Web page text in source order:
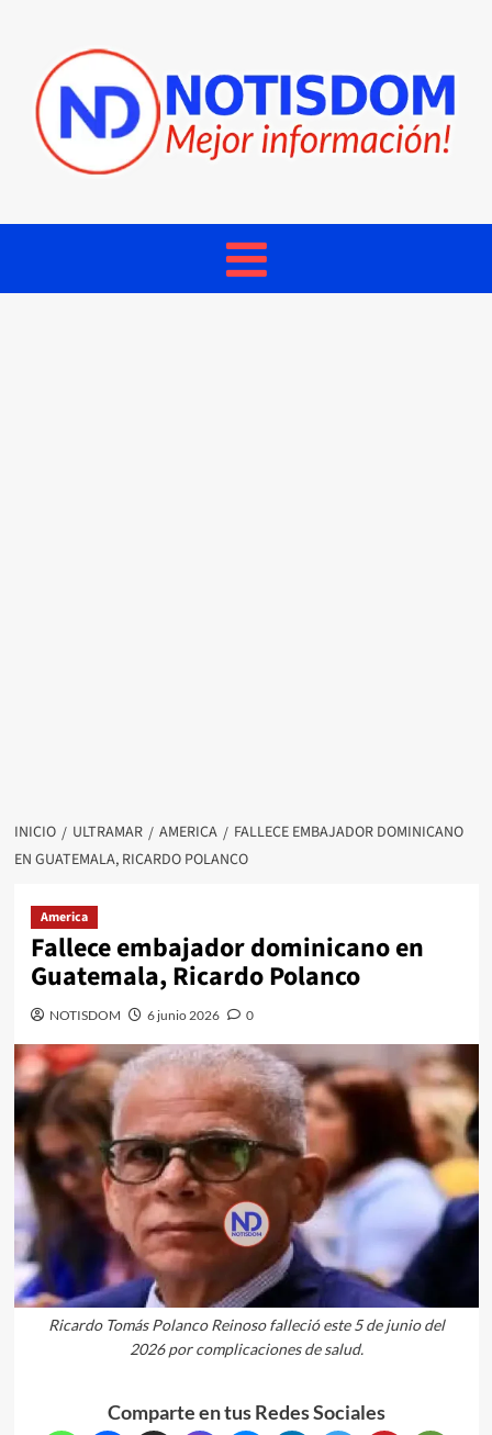
INICIO ULTRAMAR AMERICA
FALLECE EMBAJADOR DOMINICANO
EN GUATEMALA, RICARDO POLANCO
America
Fallece embajador dominicano en
Guatemala, Ricardo Polanco
NOTISDOM 6 junio 2026 0
Ricardo Tomás Polanco Reinoso falleció este 5 de junio del
2026 por complicaciones de salud.
Comparte en tus Redes Sociales